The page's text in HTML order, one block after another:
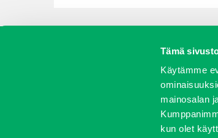
Tämä
Käytämme
mainosalan
kun olet
Vaihtokoneet
Oy J-Trading Ab | Kuriiritie 15, 01510